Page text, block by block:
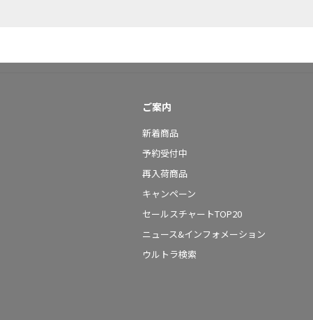
ご案内
新着商品
予約受付中
再入荷商品
キャンペーン
セールスチャートTOP20
ニュース&インフォメーション
ウルトラ検索